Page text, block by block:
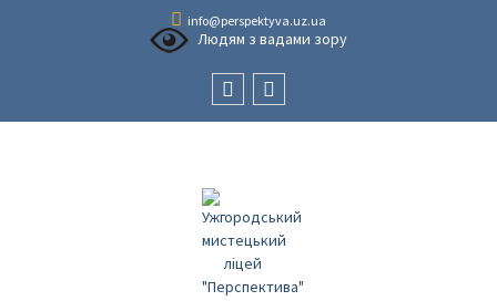
info@perspektyva.uz.ua
Людям з вадами зору